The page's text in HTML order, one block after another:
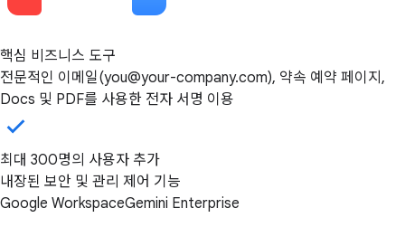
핵심 비즈니스 도구
전문적인 이메일(you@your-company.com), 약속 예약 페이지,
Docs 및 PDF를 사용한 전자 서명 이용
최대 300명의 사용자 추가
내장된 보안 및 관리 제어 기능
Google WorkspaceGemini Enterprise